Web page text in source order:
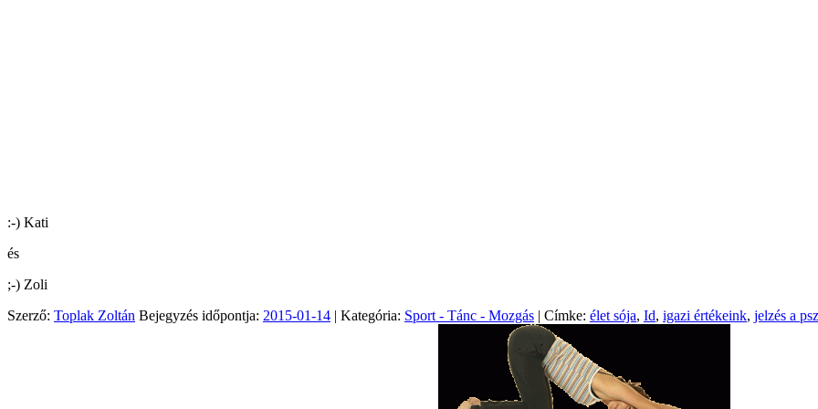
:-) Kati
és
;-) Zoli
Szerző: Toplak Zoltán Bejegyzés időpontja: 2015-01-14 | Kategória: Sport - Tánc - Mozgás | Címke: élet sója, Id, igazi értékeink, jelzés a